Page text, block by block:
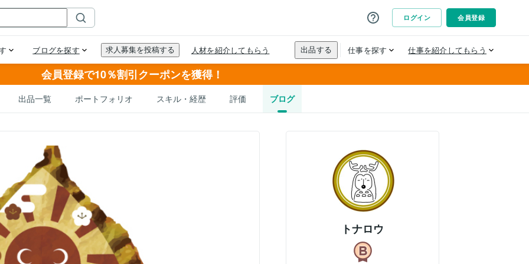
会員登録で10％割引クーポンを獲得！
出品一覧 ポートフォリオ スキル・経歴 評価 ブログ
トナロウ